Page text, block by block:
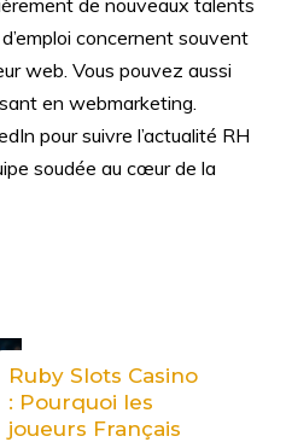
de nouveaux talents
concernent souvent
web. Vous pouvez aussi
en webmarketing.
pour suivre l’actualité RH
soudée au cœur de la
Ruby Slots Casino
: Pourquoi les
joueurs Français